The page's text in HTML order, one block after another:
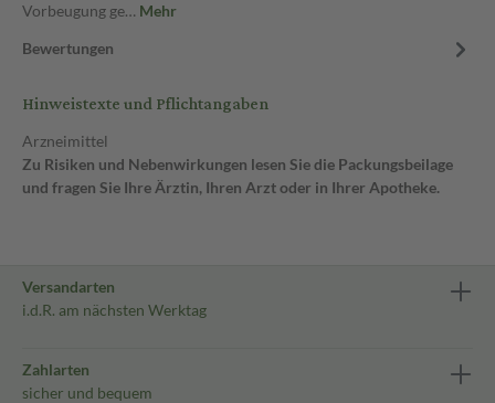
Vorbeugung ge… Mehr
Bewertungen
Hinweistexte und Pflichtangaben
Arzneimittel
Zu Risiken und Nebenwirkungen lesen Sie die Packungsbeilage
und fragen Sie Ihre Ärztin, Ihren Arzt oder in Ihrer Apotheke.
Versandarten
i.d.R. am nächsten Werktag
Zahlarten
sicher und bequem